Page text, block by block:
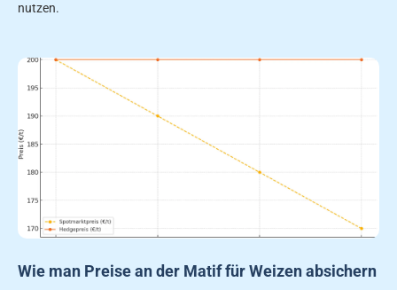
nutzen.
Wie man Preise an der Matif für Weizen absichern